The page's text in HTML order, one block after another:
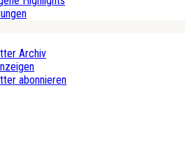
Archiv
abonnieren